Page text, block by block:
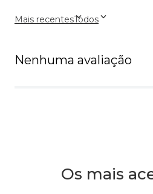
Mais recentesTodos
Nenhuma avaliação
Os mais